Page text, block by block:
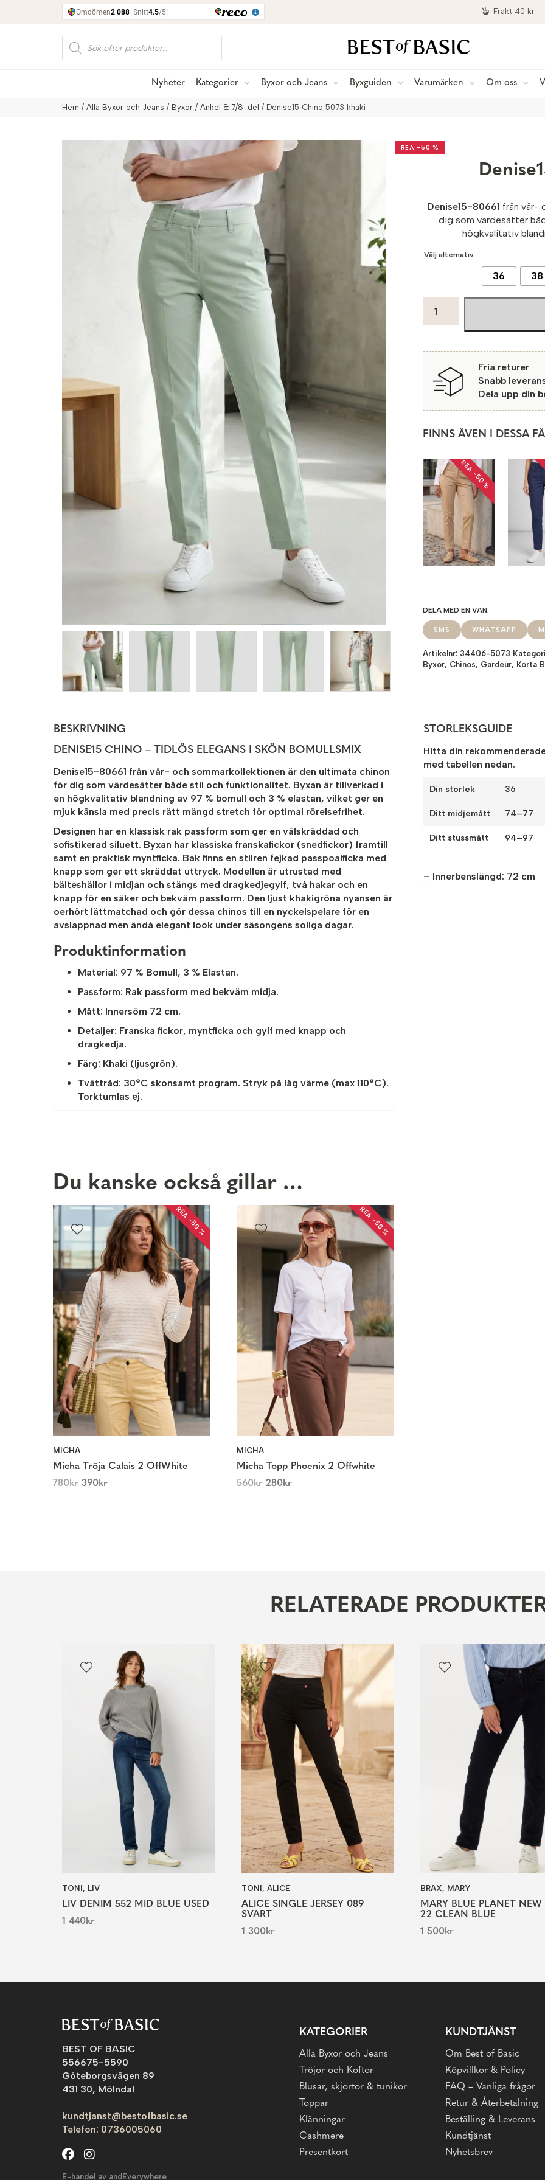
Frakt 40 kr
Produktsökning
Nyheter Kategorier Byxor och Jeans Byxguiden Varumärken Om oss
Hem / Alla Byxor och Jeans / Byxor / Ankel & 7/8-del / Denise15 Chino 5073 khaki
REA −50 %
Denise15-80661 från vår-
dig som värdesätter
högkvalitativ
Välj alternativ
36 38
Chino
mängd
Fria returer
Snabb
Dela upp din
FINNS ÄVEN I DESSA
REA −50 %
SMS WHATSAPP
Artikelnr: 34406-5073
Byxor, Chinos, Gardeur, Korta
BESKRIVNING
DENISE15 CHINO – TIDLÖS ELEGANS I SKÖN BOMULLSMIX
Denise15-80661 från vår- och sommarkollektionen är den ultimata chinon
för dig som värdesätter både stil och funktionalitet. Byxan är tillverkad i
en högkvalitativ blandning av 97 % bomull och 3 % elastan, vilket ger en
mjuk känsla med precis rätt mängd stretch för optimal rörelsefrihet.
Designen har en klassisk rak passform som ger en välskräddad och
sofistikerad siluett. Byxan har klassiska franskafickor (snedfickor) framtill
samt en praktisk myntficka. Bak finns en stilren fejkad passpoalficka med
knapp som ger ett skräddat uttryck. Modellen är utrustad med
bälteshällor i midjan och stängs med dragkedjegylf, två hakar och en
knapp för en säker och bekväm passform. Den ljust khakigröna nyansen är
oerhört lättmatchad och gör dessa chinos till en nyckelspelare för en
avslappnad men ändå elegant look under säsongens soliga dagar.
Produktinformation
Material: 97 % Bomull, 3 % Elastan.
Passform: Rak passform med bekväm midja.
Mått: Innersöm 72 cm.
Detaljer: Franska fickor, myntficka och gylf med knapp och
dragkedja.
Färg: Khaki (ljusgrön).
Tvättråd: 30°C skonsamt program. Stryk på låg värme (max 110°C).
Torktumlas ej.
STORLEKSGUIDE
Hitta din
med tabellen nedan.
Din storlek 36
Ditt midjemått 74–77
Ditt stussmått 94–97
– Innerbenslängd: 72 cm
Du kanske också gillar …
REA −50 %
MICHA
Micha Tröja Calais 2 OffWhite
780kr 390kr
REA −50 %
MICHA
Micha Topp Phoenix 2 Offwhite
560kr 280kr
RELATERADE
TONI, LIV
LIV DENIM 552 MID BLUE USED
1 440kr
TONI, ALICE
ALICE SINGLE JERSEY 089
SVART
1 300kr
BRAX, MARY
MARY BLUE PLANET
22 CLEAN BLUE
1 500kr
BEST OF BASIC
556675-5590
Göteborgsvägen 89
431 30, Mölndal
kundtjanst@bestofbasic.se
Telefon: 0736005060
E-handel av andEverywhere
KATEGORIER
Alla Byxor och Jeans
Tröjor och Koftor
Blusar, skjortor & tunikor
Toppar
Klänningar
Cashmere
Presentkort
KUNDTJÄNST
Om Best of Basic
Köpvillkor & Policy
FAQ – Vanliga frågor
Retur & Återbetalning
Beställing & Leverans
Kundtjänst
Nyhetsbrev